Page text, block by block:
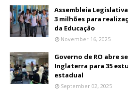
Assembleia
3 milhões para
da Educação
November 16, 2025
Governo de RO abre
Inglaterra para 35
estadual
September 02, 2025